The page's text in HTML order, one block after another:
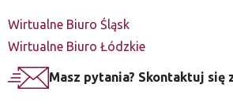
Wirtualne Biuro Śląsk
Wirtualne Biuro Łódzkie
Masz pytania? Skontaktuj się